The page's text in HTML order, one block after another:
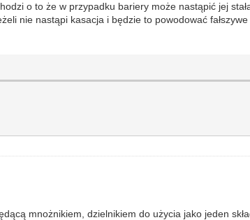
o to że w przypadku bariery może nastąpić jej
nie nastąpi kasacja i będzie to powodować
mnożnikiem, dzielnikiem do użycia jako jeden